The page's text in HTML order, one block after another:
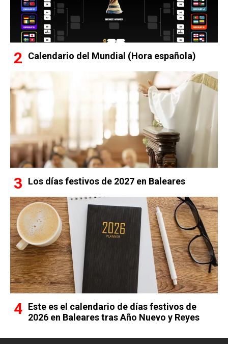
Calendario del Mundial (Hora española)
Los días festivos de 2027 en Baleares
Este es el calendario de días festivos de
2026 en Baleares tras Año Nuevo y Reyes